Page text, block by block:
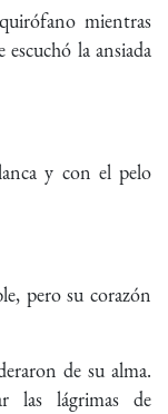
mientras
escuchó la ansiada
y con el pelo
pero su corazón
de su alma.
las lágrimas de